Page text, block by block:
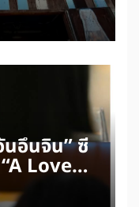
วนเกษตร
ทรสงคราม
นอึนจิน” ซี
Love